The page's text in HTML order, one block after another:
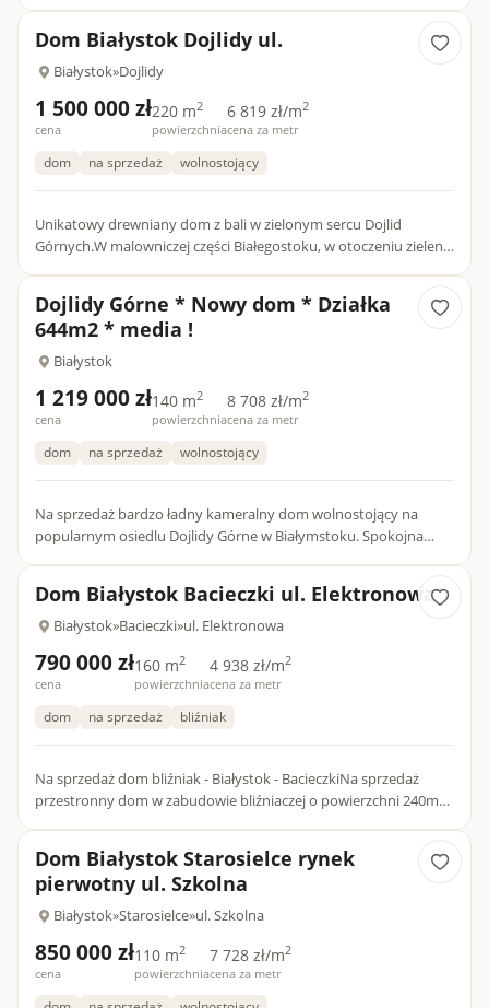
Dom Białystok Dojlidy ul.
Białystok»Dojlidy
1 500 000 zł
cena
220 m2
powierzchnia
6 819 zł/m2
cena za metr
dom na sprzedaż wolnostojący
Unikatowy drewniany dom z bali w zielonym sercu Dojlid
Górnych.W malowniczej części Białegostoku, w otoczeniu zieleni i
Dojlidy Górne * Nowy dom * Działka
644m2 * media !
Białystok
1 219 000 zł
cena
140 m2
powierzchnia
8 708 zł/m2
cena za metr
dom na sprzedaż wolnostojący
Na sprzedaż bardzo ładny kameralny dom wolnostojący na
popularnym osiedlu Dojlidy Górne w Białymstoku. Spokojna
Dom Białystok Bacieczki ul. Elektronowa
Białystok»Bacieczki»ul. Elektronowa
790 000 zł
cena
160 m2
powierzchnia
4 938 zł/m2
cena za metr
dom na sprzedaż bliźniak
Na sprzedaż dom bliźniak - Białystok - BacieczkiNa sprzedaż
przestronny dom w zabudowie bliźniaczej o powierzchni 240m2,
Dom Białystok Starosielce rynek
pierwotny ul. Szkolna
Białystok»Starosielce»ul. Szkolna
850 000 zł
cena
110 m2
powierzchnia
7 728 zł/m2
cena za metr